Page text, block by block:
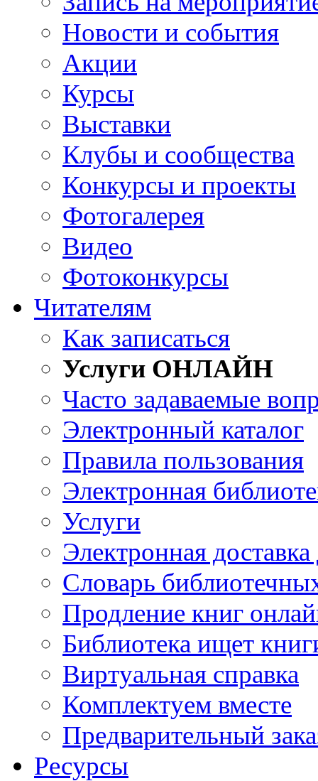
Новости и события
Акции
Курсы
Выставки
Клубы и сообщества
Конкурсы и проекты
Фотогалерея
Видео
Фотоконкурсы
Читателям
Как записаться
Услуги ОНЛАЙН
Часто задаваемые
Электронный каталог
Правила пользования
Электронная
Услуги
Электронная
Словарь
Продление книг
Библиотека ищет
Виртуальная справка
Комплектуем вместе
Предварительный
Ресурсы